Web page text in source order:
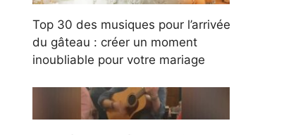
Top 30 des musiques pour l’arrivée
du gâteau : créer un moment
inoubliable pour votre mariage